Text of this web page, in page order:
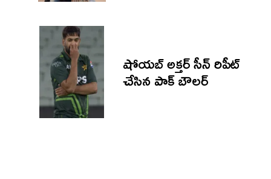
షోయబ్ అక్తర్ సీన్ రిపీట్
చేసిన పాక్ బౌలర్